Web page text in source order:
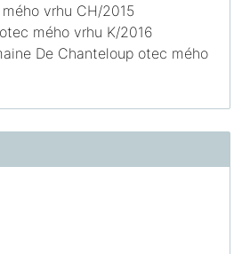
vrhu CH/2015
mého vrhu K/2016
De Chanteloup otec mého